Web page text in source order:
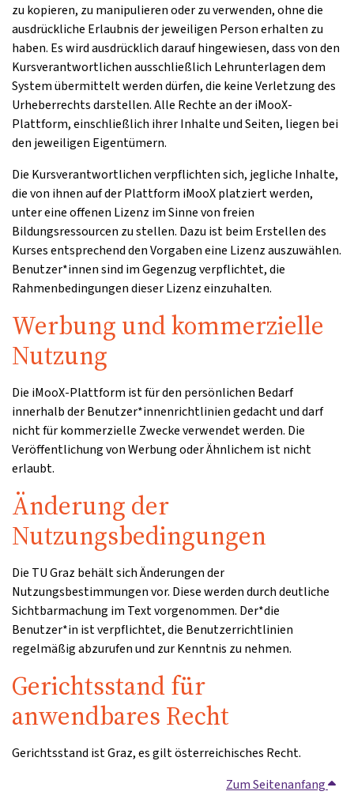
zu kopieren, zu manipulieren oder zu verwenden, ohne die
ausdrückliche Erlaubnis der jeweiligen Person erhalten zu
haben. Es wird ausdrücklich darauf hingewiesen, dass von den
Kursverantwortlichen ausschließlich Lehrunterlagen dem
System übermittelt werden dürfen, die keine Verletzung des
Urheberrechts darstellen. Alle Rechte an der iMooX-
Plattform, einschließlich ihrer Inhalte und Seiten, liegen bei
den jeweiligen Eigentümern.
Die Kursverantwortlichen verpflichten sich, jegliche Inhalte,
die von ihnen auf der Plattform iMooX platziert werden,
unter eine offenen Lizenz im Sinne von freien
Bildungsressourcen zu stellen. Dazu ist beim Erstellen des
Kurses entsprechend den Vorgaben eine Lizenz auszuwählen.
Benutzer*innen sind im Gegenzug verpflichtet, die
Rahmenbedingungen dieser Lizenz einzuhalten.
Werbung und kommerzielle
Nutzung
Die iMooX-Plattform ist für den persönlichen Bedarf
innerhalb der Benutzer*innenrichtlinien gedacht und darf
nicht für kommerzielle Zwecke verwendet werden. Die
Veröffentlichung von Werbung oder Ähnlichem ist nicht
erlaubt.
Änderung der
Nutzungsbedingungen
Die TU Graz behält sich Änderungen der
Nutzungsbestimmungen vor. Diese werden durch deutliche
Sichtbarmachung im Text vorgenommen. Der*die
Benutzer*in ist verpflichtet, die Benutzerrichtlinien
regelmäßig abzurufen und zur Kenntnis zu nehmen.
Gerichtsstand für
anwendbares Recht
Gerichtsstand ist Graz, es gilt österreichisches Recht.
Zum Seitenanfang